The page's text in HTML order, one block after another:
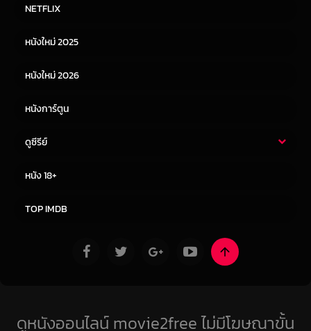
หนังจีน
NETFLIX
หนังใหม่ 2025
หนังใหม่ 2026
หนังการ์ตูน
ดูซีรีย์
หนัง 18+
TOP IMDB
ดูหนังออนไลน์ movie2free ไม่มีโฆษณาขั้น